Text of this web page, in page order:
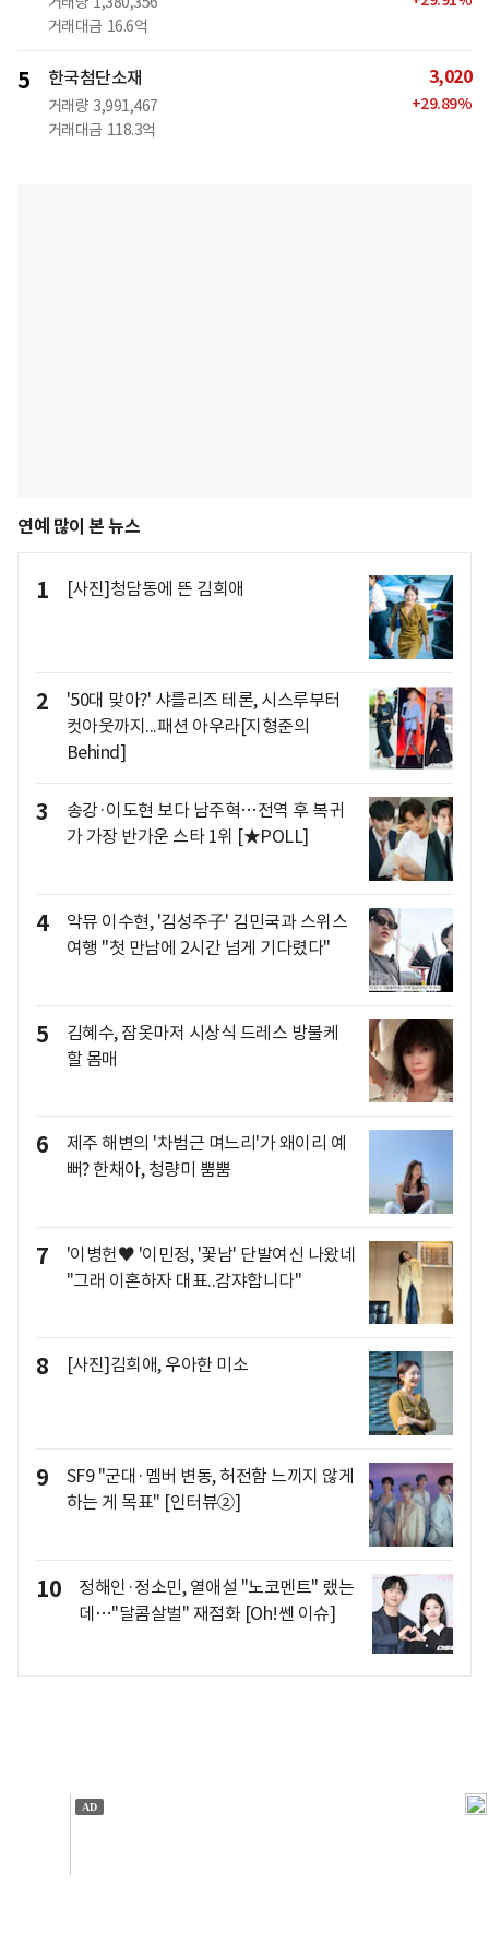
거래대금 16.6억
5 한국첨단소재
거래량 3,991,467
거래대금 118.3억
3,020
+29.89%
연예 많이 본 뉴스
1 [사진]청담동에 뜬 김희애
2
'50대 맞아?' 샤를리즈 테론, 시스루부터
컷아웃까지...패션 아우라[지형준의
Behind]
3
송강·이도현 보다 남주혁…전역 후 복귀
가 가장 반가운 스타 1위 [★POLL]
4
악뮤 이수현, '김성주子' 김민국과 스위스
여행 "첫 만남에 2시간 넘게 기다렸다"
5
김혜수, 잠옷마저 시상식 드레스 방불케
할 몸매
6
제주 해변의 '차범근 며느리'가 왜이리 예
뻐? 한채아, 청량미 뿜뿜
7
'이병헌♥ '이민정, '꽃남' 단발여신 나왔네
"그래 이혼하자 대표..감쟈합니다"
8 [사진]김희애, 우아한 미소
9
SF9 "군대·멤버 변동, 허전함 느끼지 않게
하는 게 목표" [인터뷰②]
10
정해인·정소민, 열애설 "노코멘트" 랬는
데…"달콤살벌" 재점화 [Oh!쎈 이슈]